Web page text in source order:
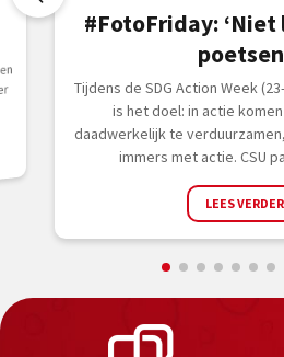
#FotoFriday:
Tijdens de SDG Action Week
is het doel: in actie
daadwerkelijk te
immers met actie. CSU
LEES VERDER